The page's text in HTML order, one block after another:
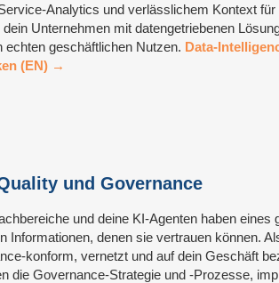
Analytics und verlässlichem Kontext für
Unternehmen mit datengetriebenen
echten geschäftlichen Nutzen. Data-
(EN) →
und Governance
und deine KI-Agenten haben eines
Informationen, denen sie vertrauen können.
konform, vernetzt und auf dein Geschäft
die Governance-Strategie und -Prozesse,